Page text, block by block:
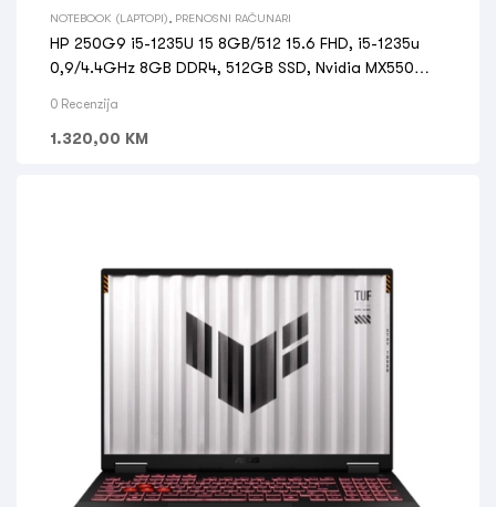
NOTEBOOK (LAPTOPI) PRENOSNI RAČUNARI
HP 250G9 i5-1235U 15 8GB/512 15.6 FHD, i5-1235u
0,9/4.4GHz 8GB DDR4, 512GB SSD, Nvidia MX550
0 Recenzija
1.320,00 KM